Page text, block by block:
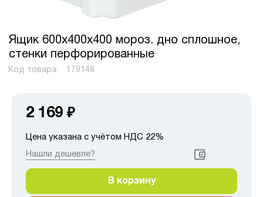
Ящик 600х400х400 мороз. дно сплошное,
стенки перфорированные
Код товара: 179148
2 169 ₽
Цена указана с учётом НДС 22%
Нашли дешевле?
В корзину